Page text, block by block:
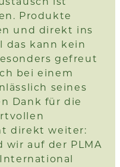
Produkte
und direkt ins
das kann kein
gefreut
bei einem
seines
Dank für die
direkt weiter:
wir auf der PLMA